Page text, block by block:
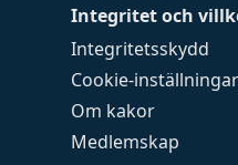
Integritet och
Integritetsskydd
Cookie-inställningar
Om kakor
Medlemskap